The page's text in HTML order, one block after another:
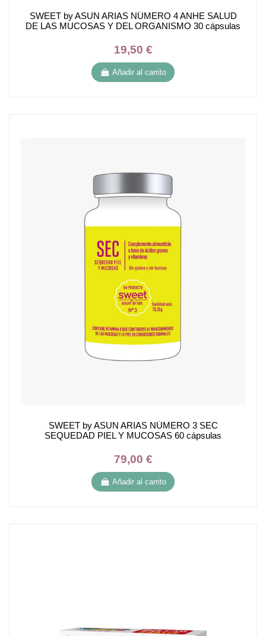
SWEET by ASUN ARIAS NÚMERO 4 ANHE SALUD
DE LAS MUCOSAS Y DEL ORGANISMO 30 cápsulas
19,50 €
Añadir al carrito
SWEET by ASUN ARIAS NÚMERO 3 SEC
SEQUEDAD PIEL Y MUCOSAS 60 cápsulas
79,00 €
Añadir al carrito